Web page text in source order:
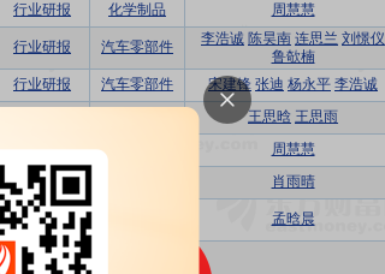
行业研报 化学制品 周慧慧
行业研报 汽车零部件 李浩诚 陈昊南 连思兰 刘憬仪
鲁欹楠
行业研报 汽车零部件 宋建锋 张迪 杨永平 李浩诚
王思晗 王思雨
行业研报 周慧慧
行业研报 肖雨晴
行业研报 孟晗晨
行业研报